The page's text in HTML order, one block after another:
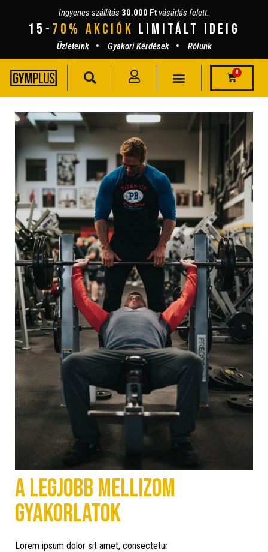
Ingyenes szállítás 30.000 Ft vásárlás felett.
15- 70% AKCIÓK lIMITÁLT IDEIG
Üzleteink Gyakori Kérdések Rólunk
0
A legjobb mellizom
gyakorlatok
Lorem ipsum dolor sit amet, consectetur